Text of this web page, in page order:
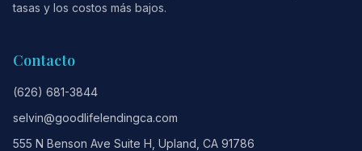
tasas y los costos más bajos.
Contacto
(626) 681-3844
selvin@goodlifelendingca.com
555 N Benson Ave Suite H, Upland, CA 91786